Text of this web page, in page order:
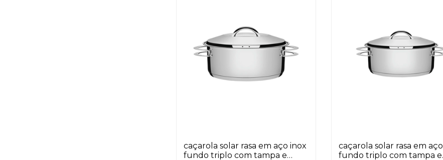
caçarola solar rasa em aço inox
fundo triplo com tampa e
caçarola solar rasa em
fundo triplo com tampa e